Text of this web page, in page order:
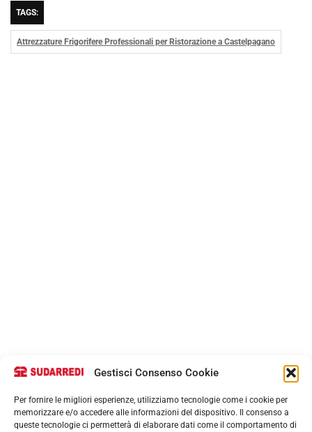
Gestisci Consenso Cookie
Per fornire le migliori esperienze, utilizziamo tecnologie come i cookie per
memorizzare e/o accedere alle informazioni del dispositivo. Il consenso a
queste tecnologie ci permetterà di elaborare dati come il comportamento di
TAGS:
Attrezzature Frigorifere Professionali per Ristorazione a Castelpagano